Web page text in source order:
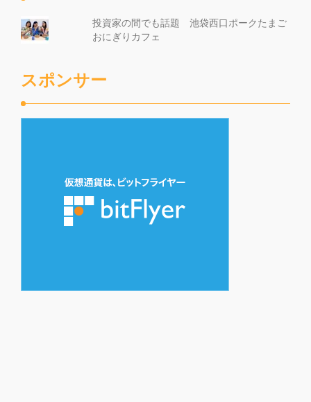
投資家の間でも話題 池袋西口ポークたまご
おにぎりカフェ
スポンサー